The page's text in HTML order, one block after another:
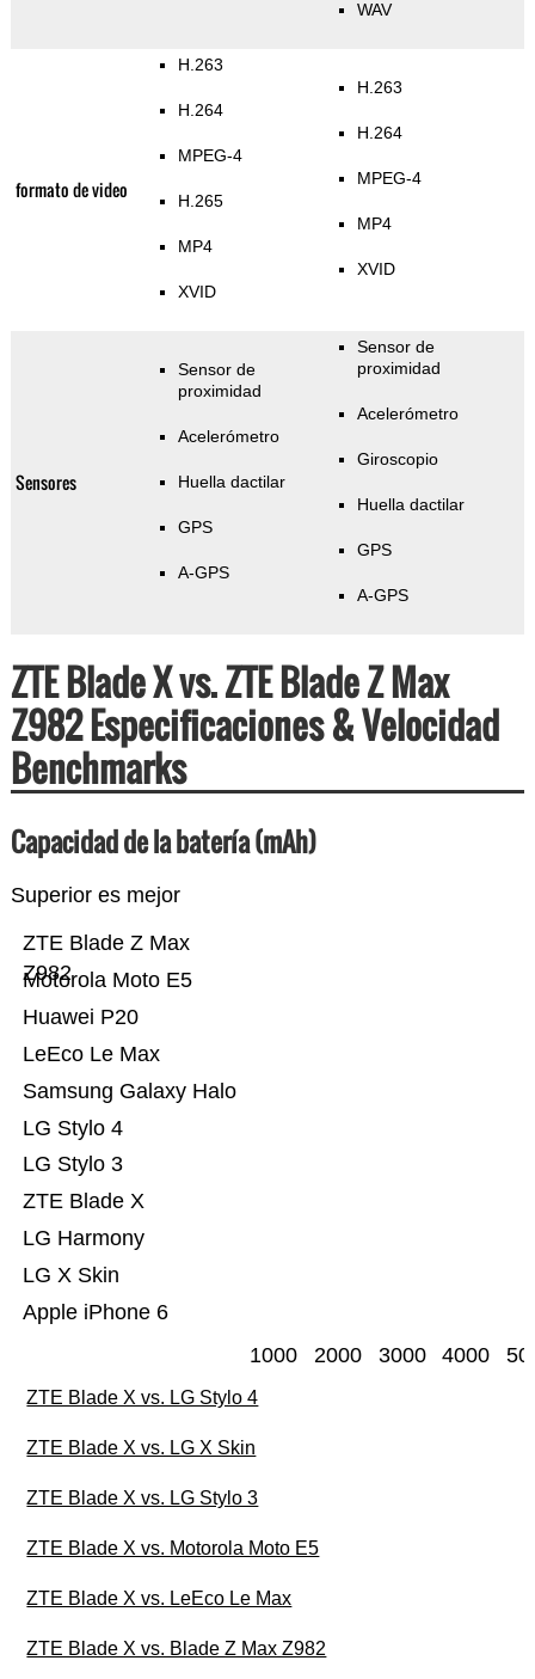
WAV
formato de video
H.263
H.264
MPEG-4
H.265
MP4
XVID
H.263
H.264
MPEG-4
MP4
XVID
Sensores
Sensor de
proximidad
Acelerómetro
Huella dactilar
GPS
A-GPS
Sensor de
proximidad
Acelerómetro
Giroscopio
Huella dactilar
GPS
A-GPS
ZTE Blade X vs. ZTE Blade Z Max
Z982 Especificaciones & Velocidad
Benchmarks
Capacidad de la batería (mAh)
Superior es mejor
Apple iPhone 6
LG X Skin
LG Harmony
ZTE Blade X
LG Stylo 3
LG Stylo 4
Samsung Galaxy Halo
LeEco Le Max
Huawei P20
Motorola Moto E5
ZTE Blade Z Max
Z982
1000 2000 3000 4000
ZTE Blade X vs. LG Stylo 4
ZTE Blade X vs. LG X Skin
ZTE Blade X vs. LG Stylo 3
ZTE Blade X vs. Motorola Moto E5
ZTE Blade X vs. LeEco Le Max
ZTE Blade X vs. Blade Z Max Z982